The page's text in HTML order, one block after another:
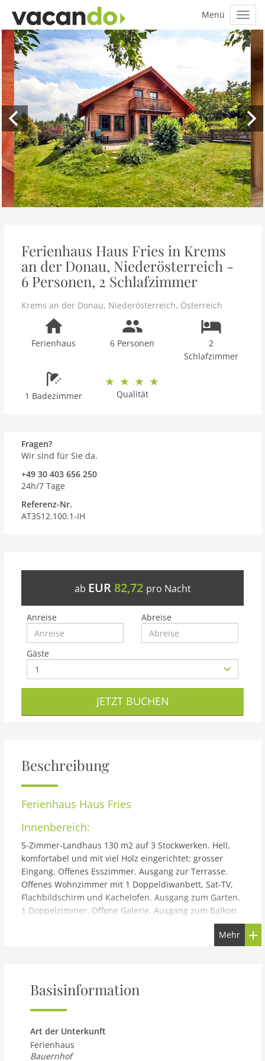
Ferienhaus Haus Fries in Krems
an der Donau, Niederösterreich -
6 Personen, 2 Schlafzimmer
Krems an der Donau, Niederösterreich, Österreich
Ferienhaus 6 Personen
2
Schlafzimmer
1 Badezimmer Qualität
Fragen?
Wir sind für Sie da.
+49 30 403 656 250
24h/7 Tage
Referenz-Nr.
AT3512.100.1-IH
ab EUR 82,72 pro Nacht
Anreise Abreise
Gäste
JETZT BUCHEN
Beschreibung
Ferienhaus Haus Fries
Innenbereich:
5-Zimmer-Landhaus 130 m2 auf 3 Stockwerken. Hell,
komfortabel und mit viel Holz eingerichtet: grosser
Eingang. Offenes Esszimmer. Ausgang zur Terrasse.
Offenes Wohnzimmer mit 1 Doppeldiwanbett, Sat-TV,
Flachbildschirm und Kachelofen. Ausgang zum Garten.
1 Doppelzimmer. Offene Galerie. Ausgang zum Balkon.
Ausgang zum Garten. Obergeschoss: 1 grosses
Balkon 10 m2, grosse Terrasse 15 m2. Terrassenmöbel,
Gartengrill. Herrliche Sicht auf den Garten, die
Landschaft und die Ortschaft. Zur Verfügung:
Waschmaschine, Haartrockner. Bitte beachten:
Mehr
Basisinformation
Art der Unterkunft
Ferienhaus
Bauernhof